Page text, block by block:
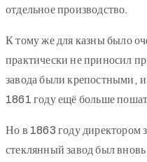
отдельное производство.
К тому же для казны было
практически не приносил
завода были крепостными,
1861 году ещё больше
Но в 1863 году директором
стеклянный завод был